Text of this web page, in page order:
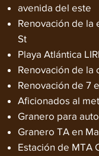
avenida del este
Renovación de la
St
Playa Atlántica
Renovación de la
Renovación de 7
Aficionados al
Granero para
Granero TA en
Estación de MTA